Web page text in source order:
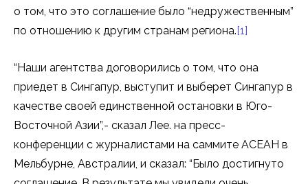
о том, что это соглашение было “недружественным”
по отношению к другим странам региона. [1]
“Наши агентства договорились о том, что она
приедет в Сингапур, выступит и выберет Сингапур в
качестве своей единственной остановки в Юго-
Восточной Азии”,- сказал Лee. на пресс-
конференции с журналистами на саммите АСЕАН в
Мельбурне, Австралии, и сказал: “Было достигнуто